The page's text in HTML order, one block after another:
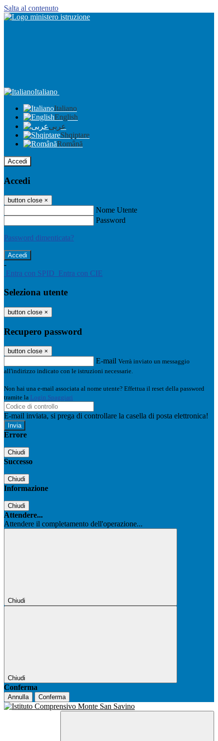
Salta al contenuto
Italiano
Italiano
English
عربى
Shqiptare
Română
Accedi
Accedi
button close ×
Nome Utente
Password
Password dimenticata?
-
Entra con SPID Entra con CIE
Seleziona utente
button close ×
Recupero password
button close ×
E-mail Verrà inviato un messaggio
all'indirizzo indicato con le istruzioni necessarie.
Non hai una e-mail associata al nome utente? Effettua il reset della password
tramite la Login Spaggiari
E-mail inviata, si prega di controllare la casella di posta elettronica!
Errore
Chiudi
Successo
Chiudi
Informazione
Chiudi
Attendere...
Attendere il completamento dell'operazione...
Chiudi
Chiudi
Conferma
Annulla Conferma